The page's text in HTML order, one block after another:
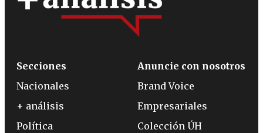
Secciones
Nacionales
+ análisis
Política
Anuncie con nosotros
Brand Voice
Empresariales
Colección ÚH